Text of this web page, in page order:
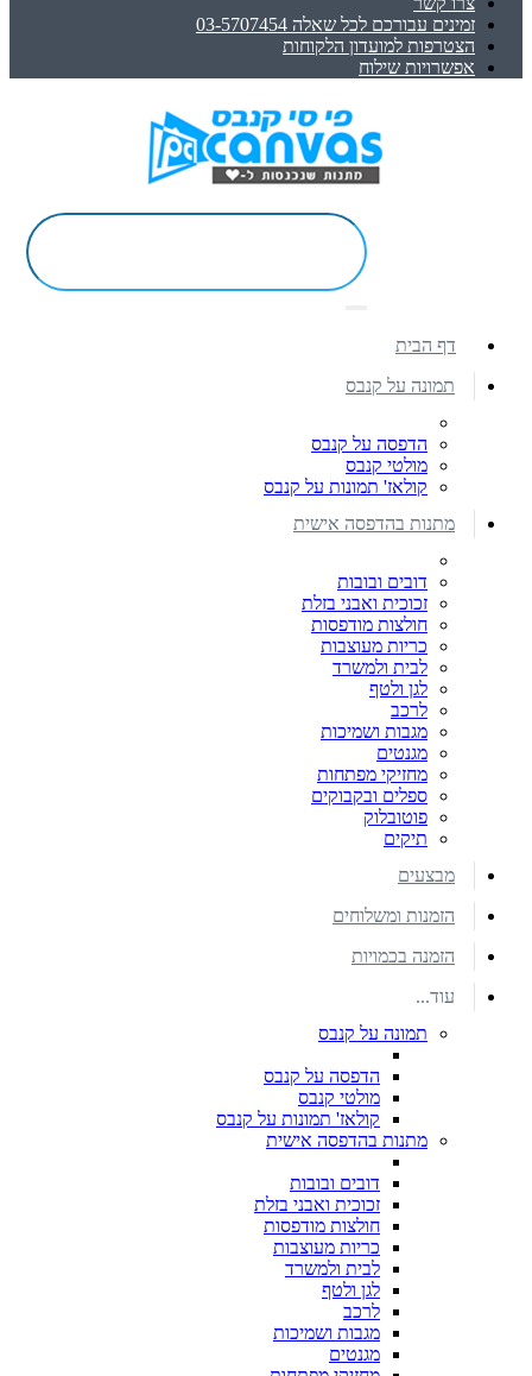
זמינים עבורכם לכל שאלה 03-5707454
הצטרפות למועדון הלקוחות
אפשרויות שילוח
דף הבית
תמונה על קנבס
הדפסה על קנבס
מולטי קנבס
קולאז' תמונות על קנבס
מתנות בהדפסה אישית
דובים ובובות
זכוכית ואבני בזלת
חולצות מודפסות
כריות מעוצבות
לבית ולמשרד
לגן ולטף
לרכב
מגבות ושמיכות
מגנטים
מחזיקי מפתחות
ספלים ובקבוקים
פוטובלוק
תיקים
מבצעים
הזמנות ומשלוחים
הזמנה בכמויות
עוד...
תמונה על קנבס
הדפסה על קנבס
מולטי קנבס
קולאז' תמונות על קנבס
מתנות בהדפסה אישית
דובים ובובות
זכוכית ואבני בזלת
חולצות מודפסות
כריות מעוצבות
לבית ולמשרד
לגן ולטף
לרכב
מגבות ושמיכות
מגנטים